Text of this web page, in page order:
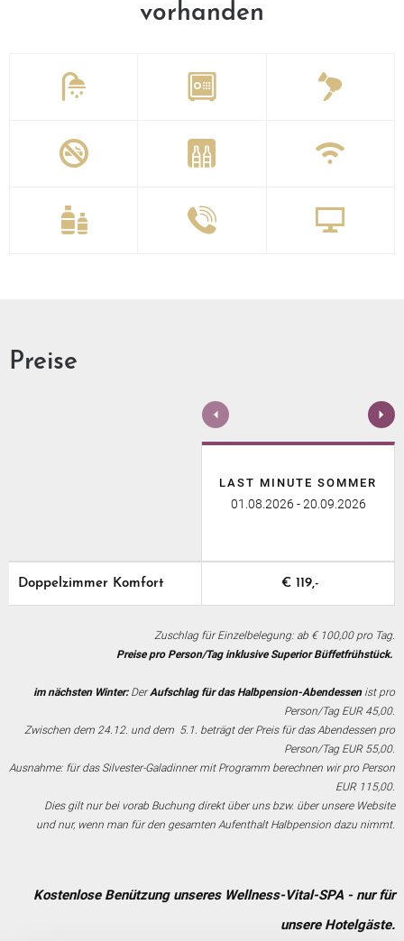
vorhanden
  
  
  
Preise
LAST MINUTE SOMMER
01.08.2026 - 20.09.2026
Doppelzimmer Komfort € 119,-
Zuschlag für Einzelbelegung: ab € 100,00 pro Tag.
Preise pro Person/Tag inklusive Superior Büffetfrühstück.
im nächsten Winter: DerAufschlag für das Halbpension-Abendessenist pro
Person/Tag EUR 45,00.
Zwischen dem 24.12. und dem 5.1. beträgt der Preis für das Abendessen pro
Person/Tag EUR 55,00.
Ausnahme: für das Silvester-Galadinner mit Programm berechnen wir pro Person
EUR 115,00.
Dies gilt nur bei vorab Buchung direkt über uns bzw. über unsere Website
und nur, wenn man für den gesamten Aufenthalt Halbpension dazu nimmt.
Kostenlose Benützung unseres Wellness-Vital-SPA - nur für
unsere Hotelgäste.